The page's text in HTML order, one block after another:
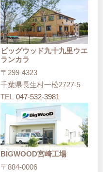
ビッグウッド九十九里ウエ
ランカラ
〒299-4323
千葉県長生村一松2727-5
TEL 047-532-3981
BIGWOOD宮崎工場
〒884-0006